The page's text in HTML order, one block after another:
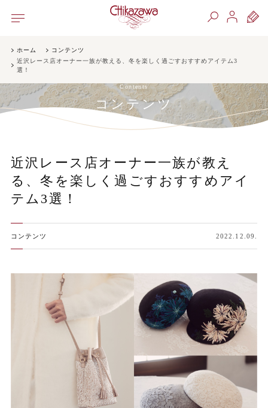
ホーム
コンテンツ
近沢レース店オーナー一族が教える、冬を楽しく過ごすおすすめアイテム3
選！
Contents
コンテンツ
近沢レース店オーナー一族が教え
る、冬を楽しく過ごすおすすめアイ
テム3選！
コンテンツ 2022.12.09.